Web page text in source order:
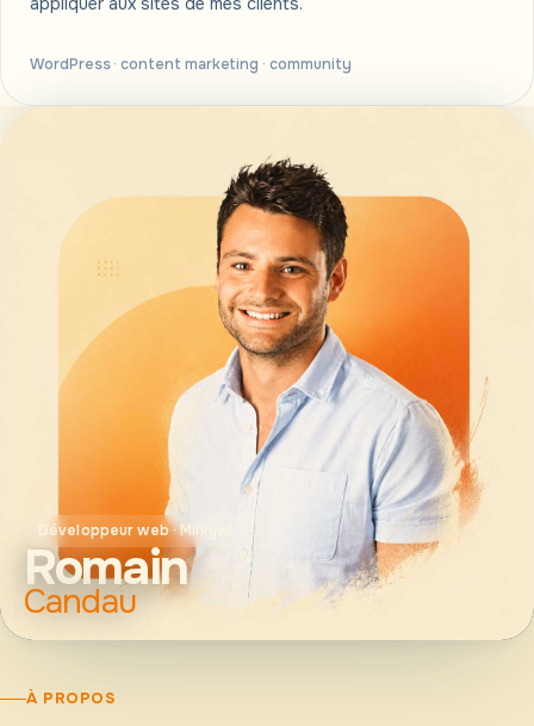
WordPress · content marketing · community
Développeur web · Milkywi
Romain
Candau
À PROPOS